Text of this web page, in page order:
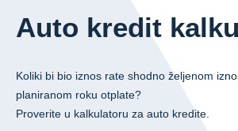
Auto kredit
Koliki bi bio iznos rate shodno željenom
planiranom roku otplate?
Proverite u kalkulatoru za auto kredite.